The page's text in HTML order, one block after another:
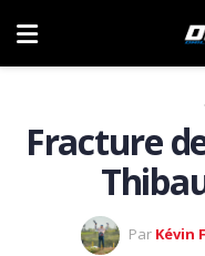
Fracture
Par Kévin